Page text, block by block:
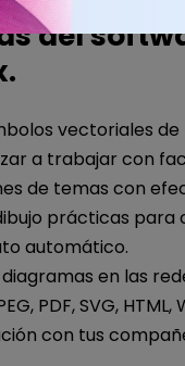
del
vectoriales
a trabajar con
de temas con
prácticas para
automático.
en las
PDF, SVG,
con tus